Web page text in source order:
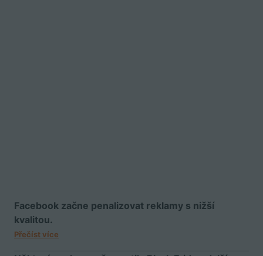
Facebook začne penalizovat reklamy s nižší
kvalitou.
Přečíst více